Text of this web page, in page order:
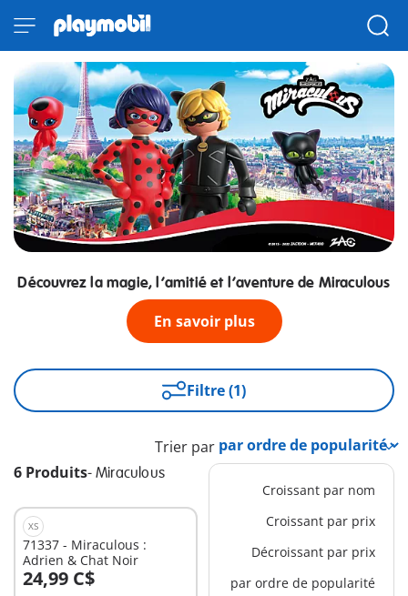
Découvrez la magie, l’amitié et l’aventure de Miraculous
En savoir plus
Filtre (1)
6 Produits- Miraculous
Trier par
Croissant par nom
Croissant par prix
Décroissant par prix
par ordre de popularité
XS
71337 - Miraculous :
Adrien & Chat Noir
24,99 C$
Au panier
71338 - Miraculous :
Carapace
10,99 C$
Au panier